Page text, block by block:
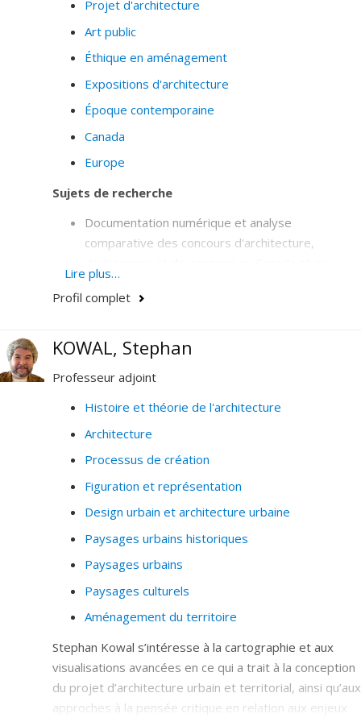
Projet d'architecture
Art public
Éthique en aménagement
Expositions d'architecture
Époque contemporaine
Canada
Europe
Sujets de recherche
Documentation numérique et analyse
comparative des concours d'architecture,
Europe.
Analyse comparative de la qualité architecturale
Accessibilité universelle
Justice spatiale
Histoire et théorie de l'architecture.
Raisonnement analogique, construction des
métaphores et pratiques cognitives du projet
situation pédagogique).
Pratiques du jugement architectural (jurys de
concours).
Création et innovation dans les disciplines du
projet (théories de la conception et du "design
architecture et en paysage.
Lire plus…
Profil complet
KOWAL, Stephan
Professeur adjoint
Histoire et théorie de l'architecture
Architecture
Processus de création
Figuration et représentation
Design urbain et architecture urbaine
Paysages urbains historiques
Paysages urbains
Paysages culturels
Aménagement du territoire
Stephan Kowal s’intéresse à la cartographie et aux
visualisations avancées en ce qui a trait à la conception
du projet d’architecture urbain et territorial, ainsi qu’aux
approches à la pensée critique en relation aux enjeux